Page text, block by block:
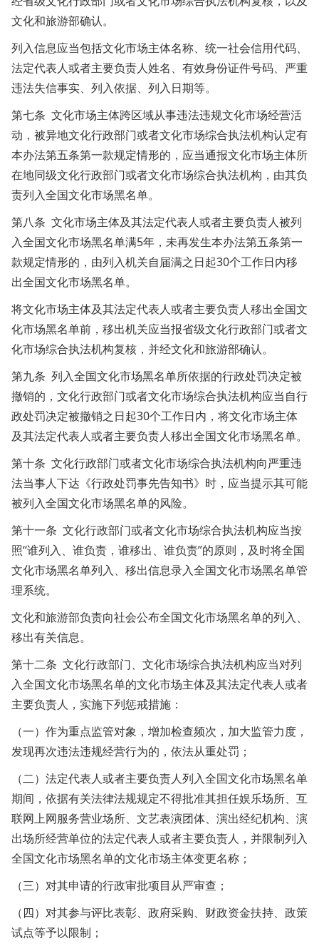
文化和旅游部确认。
列入信息应当包括文化市场主体名称、统一社会信用代码、
法定代表人或者主要负责人姓名、有效身份证件号码、严重
违法失信事实、列入依据、列入日期等。
第七条 文化市场主体跨区域从事违法违规文化市场经营活
动，被异地文化行政部门或者文化市场综合执法机构认定有
本办法第五条第一款规定情形的，应当通报文化市场主体所
在地同级文化行政部门或者文化市场综合执法机构，由其负
责列入全国文化市场黑名单。
第八条 文化市场主体及其法定代表人或者主要负责人被列
入全国文化市场黑名单满5年，未再发生本办法第五条第一
款规定情形的，由列入机关自届满之日起30个工作日内移
出全国文化市场黑名单。
将文化市场主体及其法定代表人或者主要负责人移出全国文
化市场黑名单前，移出机关应当报省级文化行政部门或者文
化市场综合执法机构复核，并经文化和旅游部确认。
第九条 列入全国文化市场黑名单所依据的行政处罚决定被
撤销的，文化行政部门或者文化市场综合执法机构应当自行
政处罚决定被撤销之日起30个工作日内，将文化市场主体
及其法定代表人或者主要负责人移出全国文化市场黑名单。
第十条 文化行政部门或者文化市场综合执法机构向严重违
法当事人下达《行政处罚事先告知书》时，应当提示其可能
被列入全国文化市场黑名单的风险。
第十一条 文化行政部门或者文化市场综合执法机构应当按
照“谁列入、谁负责，谁移出、谁负责”的原则，及时将全国
文化市场黑名单列入、移出信息录入全国文化市场黑名单管
理系统。
文化和旅游部负责向社会公布全国文化市场黑名单的列入、
移出有关信息。
第十二条 文化行政部门、文化市场综合执法机构应当对列
入全国文化市场黑名单的文化市场主体及其法定代表人或者
主要负责人，实施下列惩戒措施：
（一）作为重点监管对象，增加检查频次，加大监管力度，
发现再次违法违规经营行为的，依法从重处罚；
（二）法定代表人或者主要负责人列入全国文化市场黑名单
期间，依据有关法律法规规定不得批准其担任娱乐场所、互
联网上网服务营业场所、文艺表演团体、演出经纪机构、演
出场所经营单位的法定代表人或者主要负责人，并限制列入
全国文化市场黑名单的文化市场主体变更名称；
（三）对其申请的行政审批项目从严审查；
（四）对其参与评比表彰、政府采购、财政资金扶持、政策
试点等予以限制；